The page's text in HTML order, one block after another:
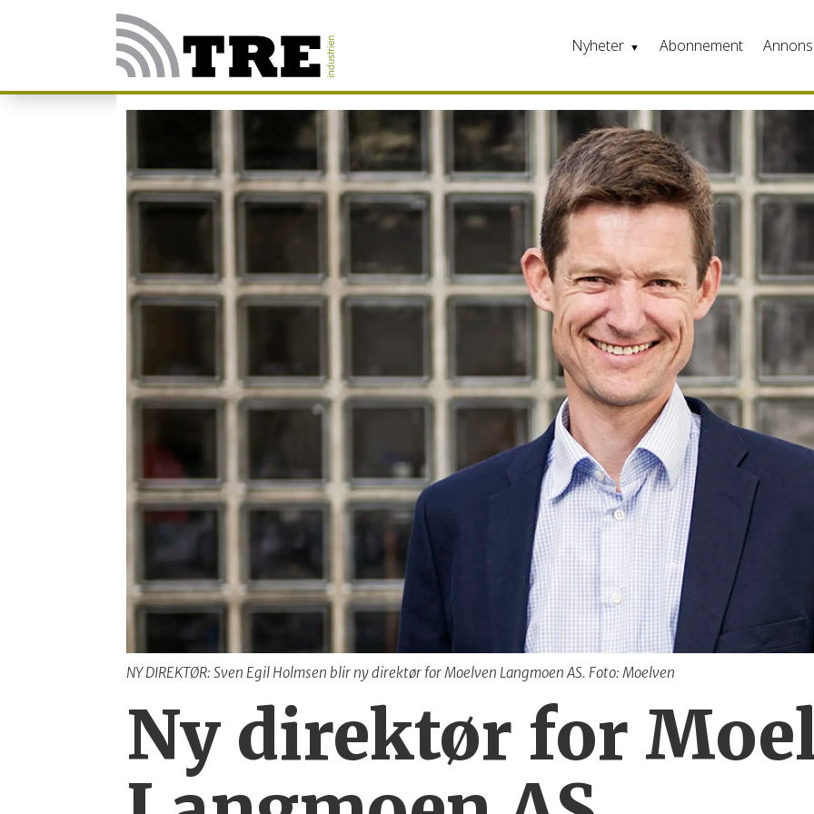
Nyheter Abonnement
NY DIREKTØR: Sven Egil Holmsen blir ny direktør for Moelven Langmoen AS. Foto: Moelven
Ny direktør for